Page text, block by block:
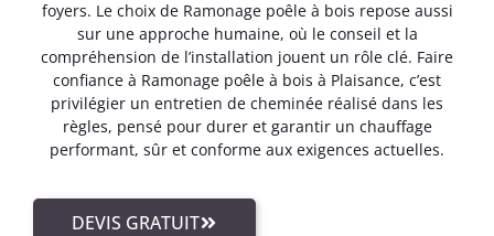
foyers. Le choix de Ramonage poêle à bois repose aussi
sur une approche humaine, où le conseil et la
compréhension de l’installation jouent un rôle clé. Faire
confiance à Ramonage poêle à bois à Plaisance, c’est
privilégier un entretien de cheminée réalisé dans les
règles, pensé pour durer et garantir un chauffage
performant, sûr et conforme aux exigences actuelles.
DEVIS GRATUIT